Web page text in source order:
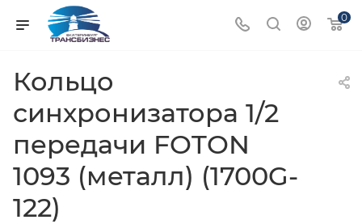
0
Кольцо
синхронизатора 1/2
передачи FOTON
1093 (металл) (1700G-
122)